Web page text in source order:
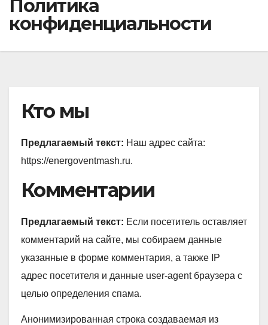
Политика
конфиденциальности
Кто мы
Предлагаемый текст: Наш адрес сайта:
https://energoventmash.ru.
Комментарии
Предлагаемый текст: Если посетитель оставляет
комментарий на сайте, мы собираем данные
указанные в форме комментария, а также IP
адрес посетителя и данные user-agent браузера с
целью определения спама.
Анонимизированная строка создаваемая из